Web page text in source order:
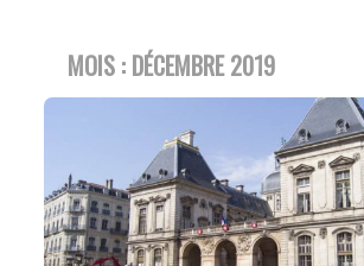
MOIS : DÉCEMBRE 2019